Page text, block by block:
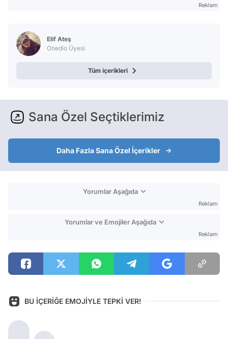
Reklam
Elif Ateş
Onedio Üyesi
Tüm içerikleri
Sana Özel Seçtiklerimiz
Daha Fazla Sana Özel İçerikler
Yorumlar Aşağıda
Reklam
Yorumlar ve Emojiler Aşağıda
Reklam
BU İÇERİĞE EMOJİYLE TEPKİ VER!